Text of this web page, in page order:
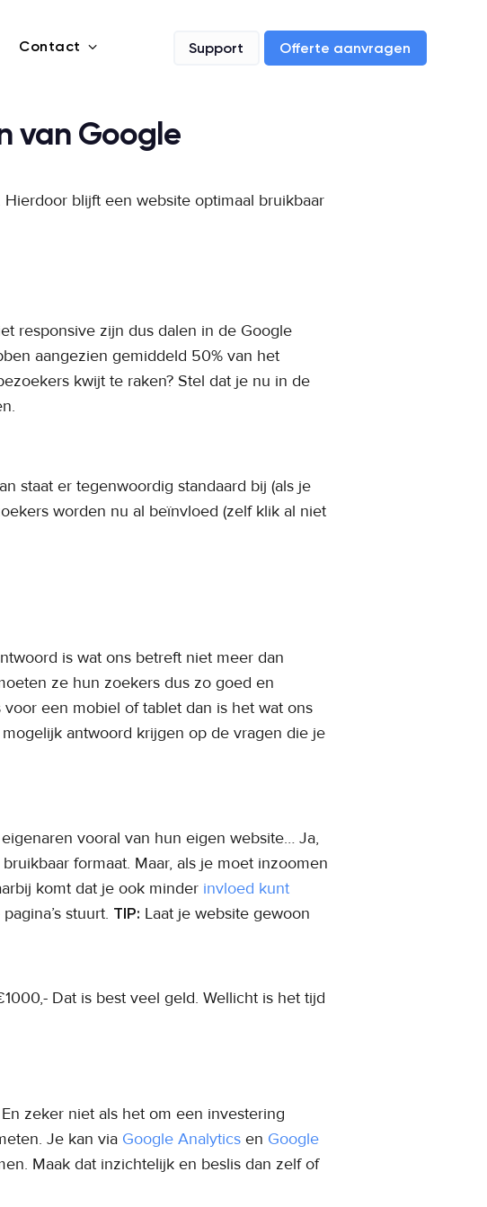
3
Contact Support Offerte aanvragen
van Google
blijft een website optimaal bruikbaar
responsive zijn dus dalen in de Google
aangezien gemiddeld 50% van het
kwijt te raken? Stel dat je nu in de
staat er tegenwoordig standaard bij (als je
worden nu al beïnvloed (zelf klik al niet
is wat ons betreft niet meer dan
ze hun zoekers dus zo goed en
een mobiel of tablet dan is het wat ons
antwoord krijgen op de vragen die je
vooral van hun eigen website… Ja,
formaat. Maar, als je moet inzoomen
komt dat je ook minder invloed kunt
stuurt. TIP: Laat je website gewoon
Dat is best veel geld. Wellicht is het tijd
zeker niet als het om een investering
Je kan via Google Analytics en Google
Maak dat inzichtelijk en beslis dan zelf of